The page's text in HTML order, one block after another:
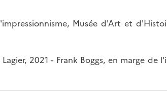
Musée d'Art et
2021 - Frank Boggs, en marge de